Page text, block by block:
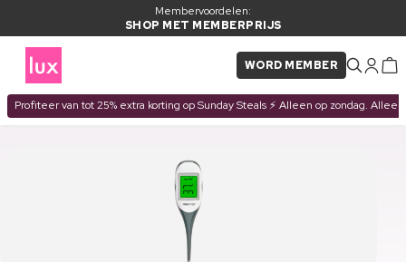
Membervoordelen:
SHOP MET MEMBERPRIJS
WORD MEMBER
Profiteer van tot 25% extra korting op Sunday Steals ⚡ Alleen op zondag.